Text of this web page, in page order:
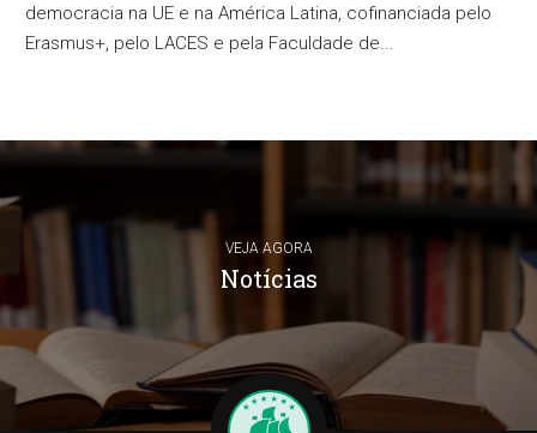
democracia na UE e na América Latina, cofinanciada pelo
Erasmus+, pelo LACES e pela Faculdade de...
VEJA AGORA
Notícias